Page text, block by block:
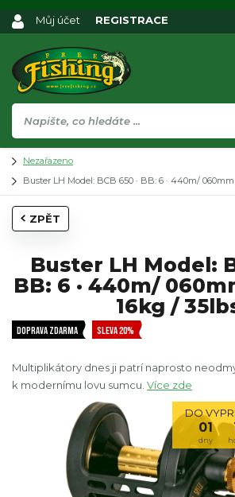
Můj účet REGISTRACE
Nezařazeno
Buster LH Model: BCB 650 · BB: 6 · 440m/ 060mm
ZPĚT
Buster LH Model:
BB: 6 · 440m/
16kg /
DOPRAVA ZDARMA SLEVA 20%
Multiplikátory dnes ji patrí naprosto
k modernímu lovu sumcu. Více zde
DO
01
dny